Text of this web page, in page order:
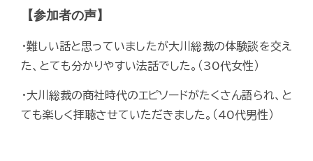
【参加者の声】
・難しい話と思っていましたが大川総裁の体験談を交え
た、とても分かりやすい法話でした。（30代女性）
・大川総裁の商社時代のエピソードがたくさん語られ、と
ても楽しく拝聴させていただきました。（40代男性）